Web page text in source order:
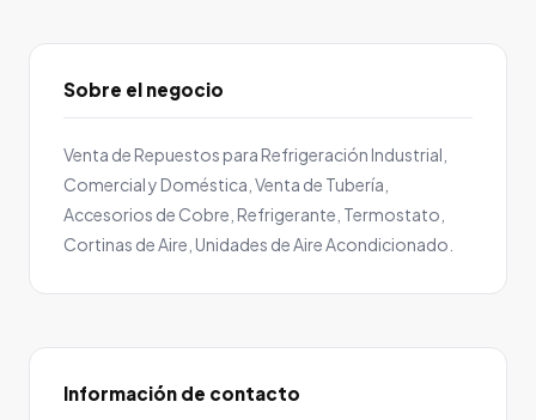
Sobre el negocio
Venta de Repuestos para Refrigeración Industrial,
Comercial y Doméstica, Venta de Tubería,
Accesorios de Cobre, Refrigerante, Termostato,
Cortinas de Aire, Unidades de Aire Acondicionado.
Información de contacto